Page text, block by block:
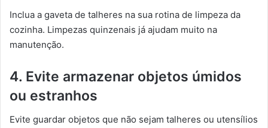
Inclua a gaveta de talheres na sua rotina de limpeza da
cozinha. Limpezas quinzenais já ajudam muito na
manutenção.
4. Evite armazenar objetos úmidos
ou estranhos
Evite guardar objetos que não sejam talheres ou utensílios